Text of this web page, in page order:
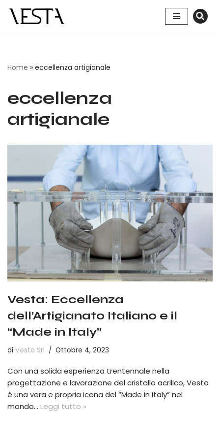
Vai
Home » eccellenza artigianale
eccellenza
artigianale
Vesta: Eccellenza
dell’Artigianato Italiano e il
“Made in Italy”
di Vesta Srl Ottobre 4, 2023
Con una solida esperienza trentennale nella
progettazione e lavorazione del cristallo acrilico, Vesta
è una vera e propria icona del “Made in Italy” nel
mondo… Leggi tutto »